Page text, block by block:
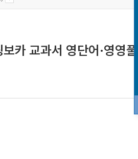
카 교과서 영단어·영영